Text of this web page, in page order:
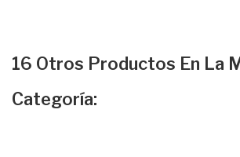
16 Otros Productos En La
Categoría: